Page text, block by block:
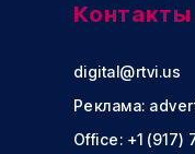
Контакты
digital@rtvi.us
Реклама:
Office: +1